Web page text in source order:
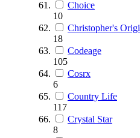
Choice
10
Christopher's
18
Codeage
105
Cosrx
6
Country Life
117
Crystal Star
8